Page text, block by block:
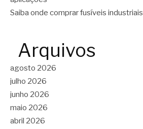
Saiba onde comprar fusíveis industriais
Arquivos
agosto 2026
julho 2026
junho 2026
maio 2026
abril 2026